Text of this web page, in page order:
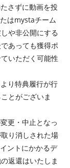
さずに動画を投
はmystaチーム
や非公開にする
あっても獲得ポ
いただく可能性
り特典履行が行
とがございま
更・中止となっ
り消しされた場
ントにかかるデ
返還はいたしま